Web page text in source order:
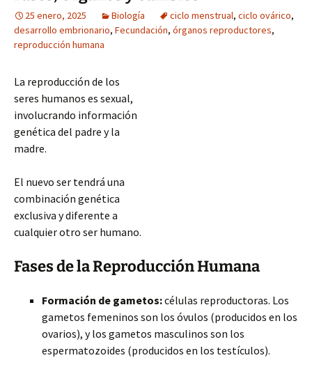
25 enero, 2025 Biología ciclo menstrual, ciclo ovárico,
desarrollo embrionario, Fecundación, órganos reproductores,
reproducción humana
La reproducción de los
seres humanos es sexual,
involucrando información
genética del padre y la
madre.
El nuevo ser tendrá una
combinación genética
exclusiva y diferente a
cualquier otro ser humano.
Fases de la Reproducción Humana
Formación de gametos:células reproductoras. Los
gametos femeninos son los óvulos (producidos en los
ovarios), y los gametos masculinos son los
espermatozoides (producidos en los testículos).